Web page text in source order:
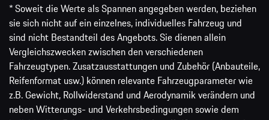
* Soweit die Werte als Spannen angegeben werden, beziehen
sie sich nicht auf ein einzelnes, individuelles Fahrzeug und
sind nicht Bestandteil des Angebots. Sie dienen allein
Vergleichszwecken zwischen den verschiedenen
Fahrzeugtypen. Zusatzausstattungen und Zubehör (Anbauteile,
Reifenformat usw.) können relevante Fahrzeugparameter wie
z.B. Gewicht, Rollwiderstand und Aerodynamik verändern und
neben Witterungs- und Verkehrsbedingungen sowie dem